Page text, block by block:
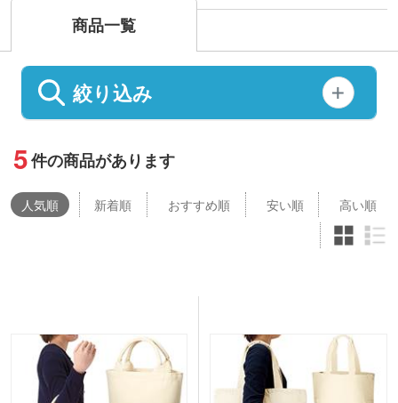
商品一覧
絞り込み
5件の商品があります
人気順 新着順 おすすめ順 安い順 高い順